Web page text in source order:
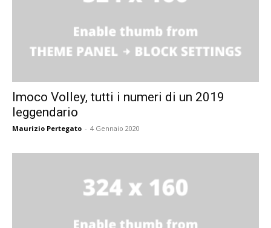
Imoco Volley, tutti i numeri di un 2019
leggendario
Maurizio Pertegato - 4 Gennaio 2020